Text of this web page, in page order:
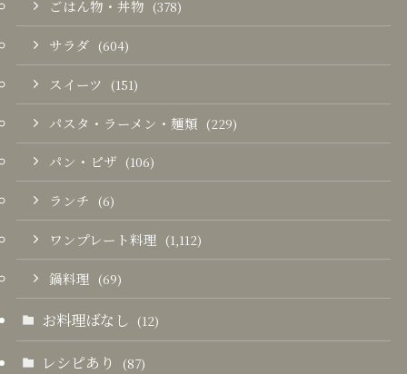
ごはん物・丼物 (378)
サラダ (604)
スイーツ (151)
パスタ・ラーメン・麺類 (229)
パン・ピザ (106)
ランチ (6)
ワンプレート料理 (1,112)
鍋料理 (69)
お料理ばなし (12)
レシピあり (87)